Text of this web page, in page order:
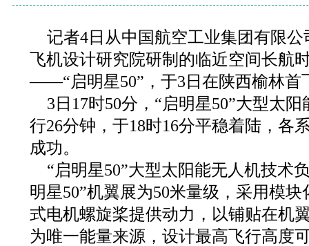
记者4日从中国航空工业集团有限
飞机设计研究院研制的临近空间长航
——“启明星50”，于3日在陕西榆林首
3日17时50分，“启明星50”大型太
行26分钟，于18时16分平稳着陆，各
成功。
“启明星50”大型太阳能无人机技术
明星50”机翼展为50米量级，采用模
式电机螺旋桨提供动力，以铺贴在机
为唯一能量来源，设计最高飞行高度